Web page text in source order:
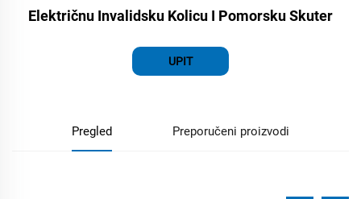
Električnu Invalidsku Kolicu I Pomorsku Skuter
UPIT
Pregled Preporučeni proizvodi